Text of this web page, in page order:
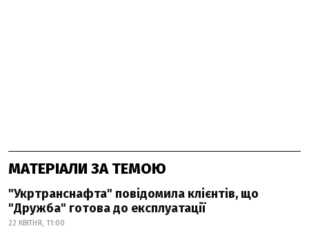
МАТЕРІАЛИ ЗА ТЕМОЮ
"Укртранснафта" повідомила клієнтів, що
"Дружба" готова до експлуатації
22 КВІТНЯ, 11:00